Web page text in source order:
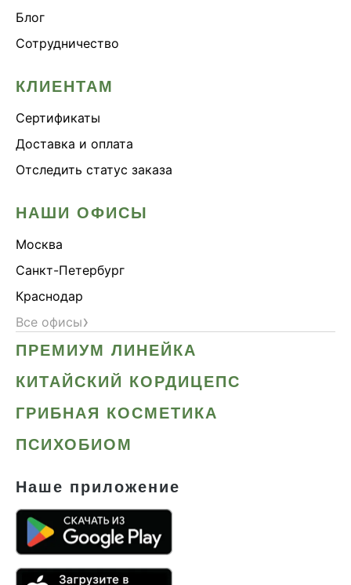
Блог
Сотрудничество
КЛИЕНТАМ
Сертификаты
Доставка и оплата
Отследить статус заказа
НАШИ ОФИСЫ
Москва
Санкт-Петербург
Краснодар
Все офисы›
ПРЕМИУМ ЛИНЕЙКА
КИТАЙСКИЙ КОРДИЦЕПС
ГРИБНАЯ КОСМЕТИКА
ПСИХОБИОМ
Наше приложение